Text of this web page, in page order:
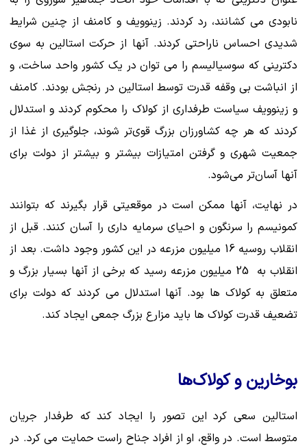
نابودی می کشانند، رد کردند. زینوویف و کامنف از چنین شرایط
شدیدی احساس ناراحتی کردند. آنها از حرکت استالین به سوی
دکترینی که سوسیالیسم را می توان در یک کشور واحد ساخت، و
از انباشت بی وقفه قدرت توسط استالین در رنجش بودند. کامنف
و زینوویف سیاست طرفداری از کولاک را محکوم کردند و استدلال
کردند که هر چه کشاورزان بزرگ قوی‌تر شوند، جلوگیری از غذا از
جمعیت شهری و گرفتن امتیازات بیشتر و بیشتر از دولت برای
آنها آسان‌تر می‌شود.
در نهایت، آنها ممکن است در موقعیتی قرار بگیرند که بتوانند
کمونیسم را سرنگون و احیای سرمایه داری را آسان کنند. قبل از
انقلاب روسیه 16 میلیون مزرعه در این کشور وجود داشت. بعد از
انقلاب به 25 میلیون مزرعه رسید که برخی از آنها بسیار بزرگ و
متعلق به کولاک ها بود. آنها استدلال می کردند که دولت برای
تضعیف قدرت کولاک ها باید مزارع بزرگ جمعی ایجاد کند.
بوخارین و کولاک‌ها
استالین سعی کرد این تصور را ایجاد کند که طرفدار جریان
متوسط است. در واقع، او از افراد جناح راست حمایت می کرد. در